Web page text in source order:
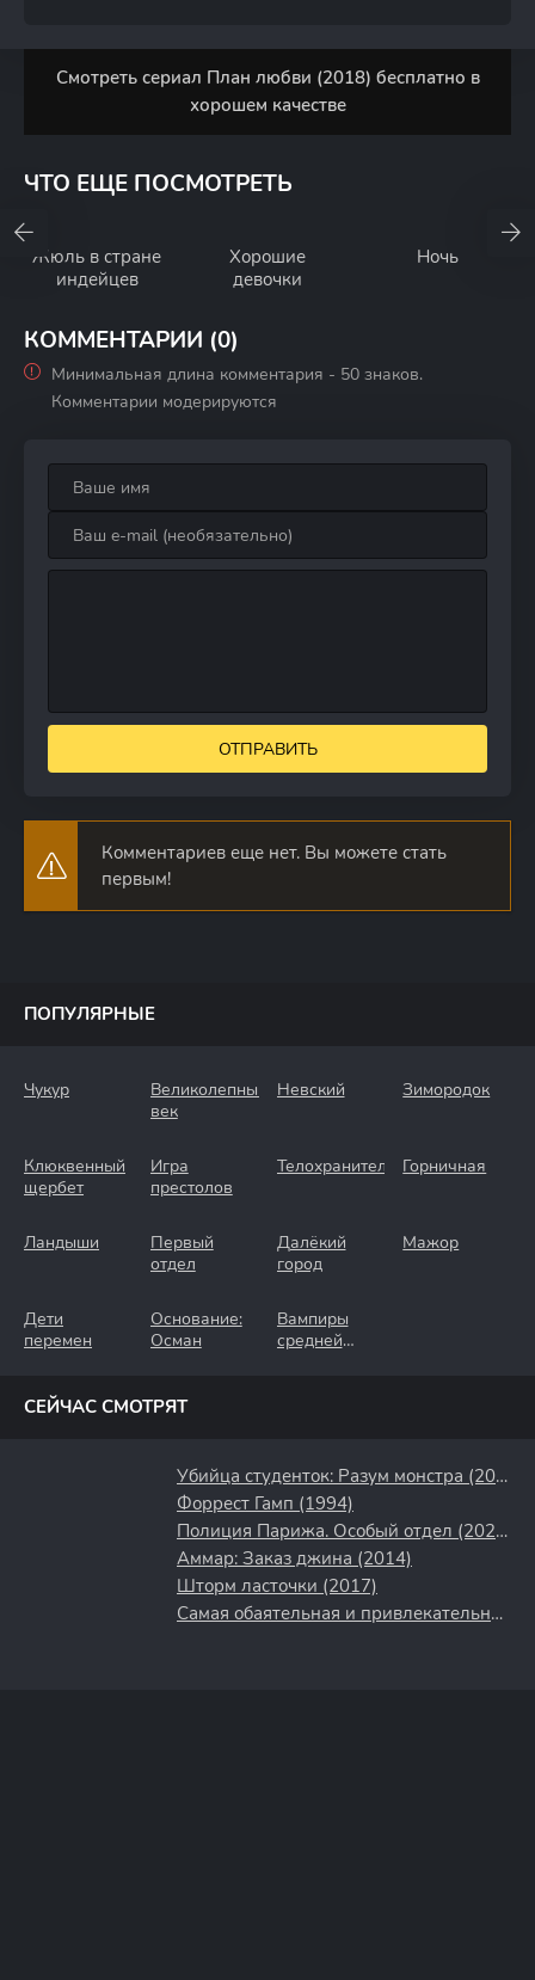
Смотреть сериал План любви (2018) бесплатно в
хорошем качестве
ЧТО ЕЩЕ ПОСМОТРЕТЬ
Жюль в стране
индейцев
Хорошие
девочки
Ночь
КОММЕНТАРИИ (0)
Минимальная длина комментария - 50 знаков.
Комментарии модерируются
ОТПРАВИТЬ
Комментариев еще нет. Вы можете стать
первым!
ПОПУЛЯРНЫЕ
Чукур
Великолепный
век
Невский Зимородок
Клюквенный
щербет
Игра
престолов
Телохранители Горничная
Ландыши
Первый
отдел
Далёкий
город
Мажор
Дети
перемен
Основание:
Осман
Вампиры
средней
СЕЙЧАС СМОТРЯТ
Убийца студенток: Разум монстра (2021)
Форрест Гамп (1994)
Полиция Парижа. Особый отдел (2022)
Аммар: Заказ джина (2014)
Шторм ласточки (2017)
Самая обаятельная и привлекательная (1985)